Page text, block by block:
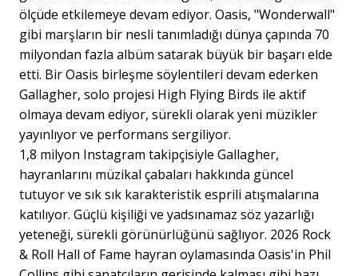
ölçüde etkilemeye devam ediyor. Oasis, "Wonderwall"
gibi marşların bir nesli tanımladığı dünya çapında 70
milyondan fazla albüm satarak büyük bir başarı elde
etti. Bir Oasis birleşme söylentileri devam ederken
Gallagher, solo projesi High Flying Birds ile aktif
olmaya devam ediyor, sürekli olarak yeni müzikler
yayınlıyor ve performans sergiliyor.
1,8 milyon Instagram takipçisiyle Gallagher,
hayranlarını müzikal çabaları hakkında güncel
tutuyor ve sık sık karakteristik esprili atışmalarına
katılıyor. Güçlü kişiliği ve yadsınamaz söz yazarlığı
yeteneği, sürekli görünürlüğünü sağlıyor. 2026 Rock
& Roll Hall of Fame hayran oylamasında Oasis'in Phil